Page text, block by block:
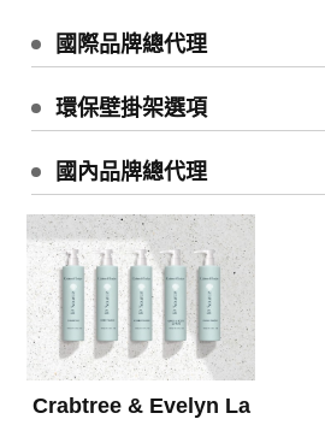
國際品牌總代理
環保壁掛架選項
國內品牌總代理
Crabtree & Evelyn La